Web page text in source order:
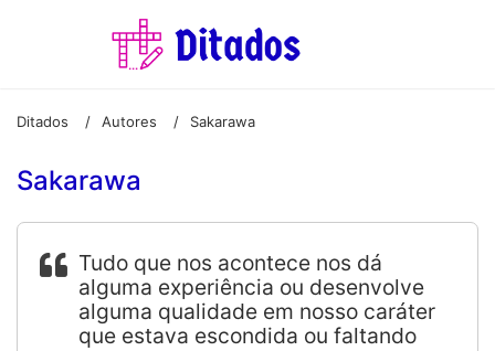
Ditados / Autores / Sakarawa
Sakarawa
Tudo que nos acontece nos dá
alguma experiência ou desenvolve
alguma qualidade em nosso caráter
que estava escondida ou faltando